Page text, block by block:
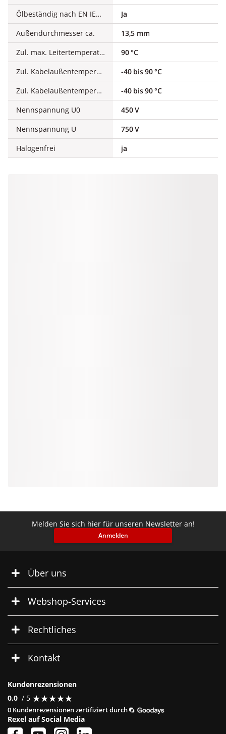
Ölbeständig nach EN IEC 60811-404
Ja
Außendurchmesser ca.
13,5 mm
Zul. max. Leitertemperatur
90 °C
Zul. Kabelaußentemperatur bei Montage/Handling
-40 bis 90 °C
Zul. Kabelaußentemperatur nach Montage ohne Erschütterung
-40 bis 90 °C
Nennspannung U0
450 V
Nennspannung U
750 V
Halogenfrei
ja
Melden Sie sich hier für unseren Newsletter an!
Anmelden
Über uns
Webshop-Services
Rechtliches
Kontakt
Kundenrezensionen
0.0 / 5 ★★★★★
★★★★★
0 Kundenrezensionen zertifiziert durch
Rexel auf Social Media